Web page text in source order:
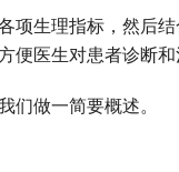
项生理指标，然后
便医生对患者诊断
们做一简要概述。